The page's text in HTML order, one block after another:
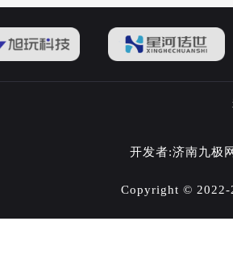
开发者:济南九
Copyright ©